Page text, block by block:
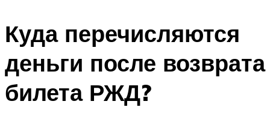
Куда перечисляются
деньги после возврата
билета РЖД?